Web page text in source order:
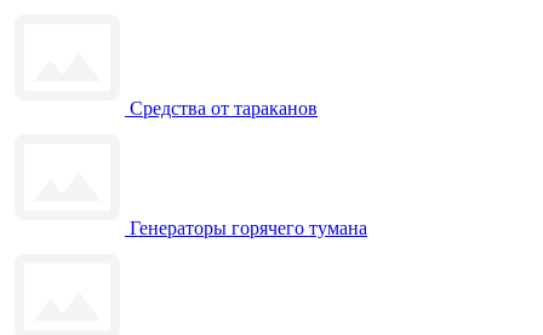
Средства от тараканов
Генераторы горячего тумана